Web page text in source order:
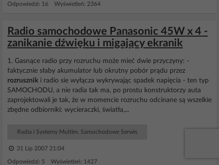
Odpowiedzi: 16 Wyświetleń: 2364
Radio samochodowe Panasonic 45W x 4 -
zanikanie dźwięku i migający ekranik
1. Gasnące radio przy rozruchu może mieć dwie przyczyny: -
faktycznie słaby akumulator lub okrutny pobór prądu przez
rozrusznik i radio sie wyłącza wykrywając spadek napięcia - ten typ
SAMOCHODU, a nie radia tak ma, po prostu konstruktorzy auta
zaprojektowali je tak, że w momencie rozruchu odcinane są wszelkie
zbędne odbiorniki: wycieraczki, światła,...
Radia i Systemy Multim. Samochodowe Serwis
31 Lip 2007 21:04
Odpowiedzi: 5 Wyświetleń: 1427